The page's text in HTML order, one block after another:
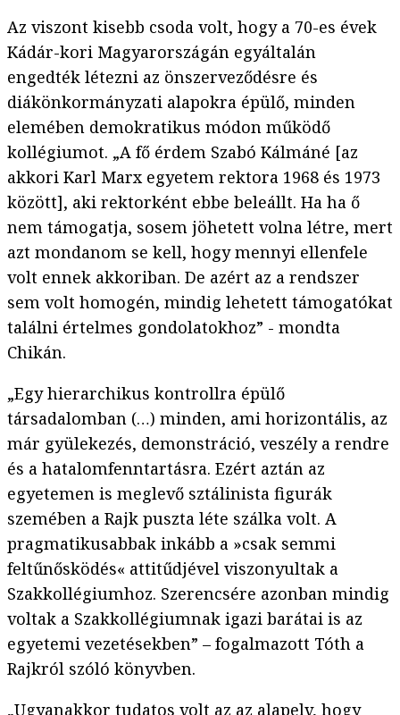
Az viszont kisebb csoda volt, hogy a 70-es évek
Kádár-kori Magyarországán egyáltalán
engedték létezni az önszerveződésre és
diákönkormányzati alapokra épülő, minden
elemében demokratikus módon működő
kollégiumot. „A fő érdem Szabó Kálmáné [az
akkori Karl Marx egyetem rektora 1968 és 1973
között], aki rektorként ebbe beleállt. Ha ha ő
nem támogatja, sosem jöhetett volna létre, mert
azt mondanom se kell, hogy mennyi ellenfele
volt ennek akkoriban. De azért az a rendszer
sem volt homogén, mindig lehetett támogatókat
találni értelmes gondolatokhoz” - mondta
Chikán.
„Egy hierarchikus kontrollra épülő
társadalomban (…) minden, ami horizontális, az
már gyülekezés, demonstráció, veszély a rendre
és a hatalomfenntartásra. Ezért aztán az
egyetemen is meglevő sztálinista figurák
szemében a Rajk puszta léte szálka volt. A
pragmatikusabbak inkább a »csak semmi
feltűnősködés« attitűdjével viszonyultak a
Szakkollégiumhoz. Szerencsére azonban mindig
voltak a Szakkollégiumnak igazi barátai is az
egyetemi vezetésekben” – fogalmazott Tóth a
Rajkról szóló könyvben.
„Ugyanakkor tudatos volt az az alapelv, hogy